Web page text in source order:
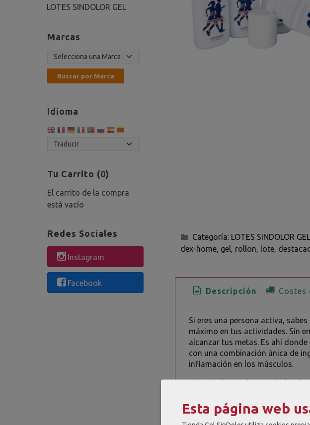
LOTES SINDOLOR GEL
Marcas
Idioma
Tu Carrito (0)
El carrito de la compra
está vacío
Redes Sociales
Instagram
Facebook
Categoría: LOTES SINDOLOR GEL
dex-home gel rollon lote
Descripción Costes
Si eres una persona activa,
máximo en tus actividades. Sin
alcanzar tus metas. Es ahí
con una combinación única de
inflamación en los músculos.
El Pack Ahorro de 6 unidades
comodidad y alivio en la zona
calidad, como el Aloe Vera, la
Además, su presentación en
Esta página web